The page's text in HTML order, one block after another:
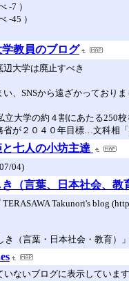
-7 ）
-45 ）
学教員のブログ
辺大学は廃止すべき
、SNSから遠ざかっておりま
大学の約４割にあたる250
省が２０４０年目標…文科相
七人の小坊主達
04)
（言葉、日本社会、教
Takunori's blog
（言葉・日本社会・教育）
ないブログに表示しています